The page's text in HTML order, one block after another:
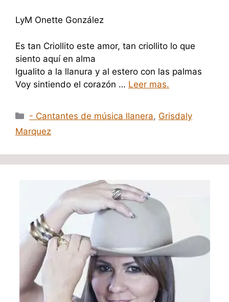
LyM Onette González
Es tan Criollito este amor, tan criollito lo que
siento aquí en alma
Igualito a la llanura y al estero con las palmas
Voy sintiendo el corazón … Leer mas.
Categorías
- Cantantes de música llanera, Grisdaly
Marquez